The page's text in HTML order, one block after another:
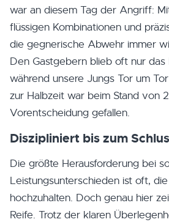
war an diesem Tag der Angriff:
flüssigen Kombinationen und
die gegnerische Abwehr immer
Den Gastgebern blieb oft nur das
während unsere Jungs Tor um
zur Halbzeit war beim Stand von
Vorentscheidung gefallen.
Diszipliniert bis zum
Die größte Herausforderung bei
Leistungsunterschieden ist oft,
hochzuhalten. Doch genau hier
Reife. Trotz der klaren